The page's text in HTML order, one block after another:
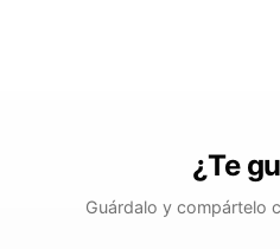
¿Te
Guárdalo y compártelo